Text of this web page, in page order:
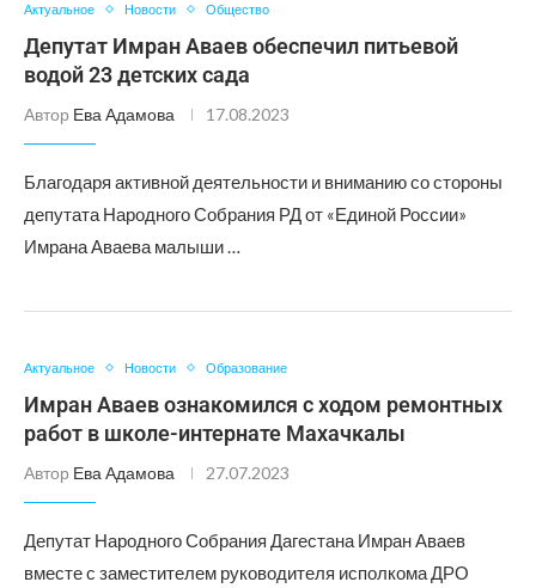
Актуальное Новости Общество
Депутат Имран Аваев обеспечил питьевой
водой 23 детских сада
Автор Ева Адамова 17.08.2023
Благодаря активной деятельности и вниманию со стороны
депутата Народного Собрания РД от «Единой России»
Имрана Аваева малыши …
Актуальное Новости Образование
Имран Аваев ознакомился с ходом ремонтных
работ в школе-интернате Махачкалы
Автор Ева Адамова 27.07.2023
Депутат Народного Собрания Дагестана Имран Аваев
вместе с заместителем руководителя исполкома ДРО